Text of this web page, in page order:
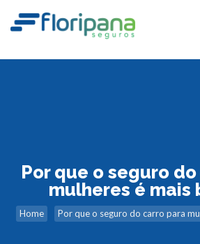
Por que o seguro
mulheres é mais
Home Por que o seguro do carro para